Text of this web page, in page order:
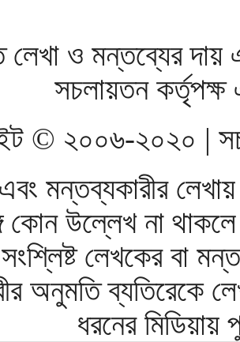
লেখা ও মন্তব্যের দায়
সচলায়তন
© ২০০৬-২০২০ |
মন্তব্যকারীর
কোন উল্লেখ না
লেখকের বা
অনুমতি ব্যতিরেকে
ধরনের মিডিয়ায়